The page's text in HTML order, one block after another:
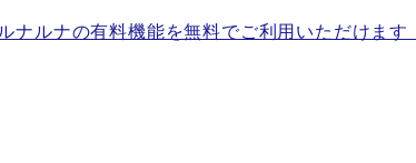
ナルナの有料機能を無料でご利用いただけます